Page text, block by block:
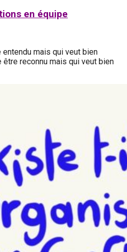
en équipe
mais qui veut bien
être reconnu mais qui veut bien